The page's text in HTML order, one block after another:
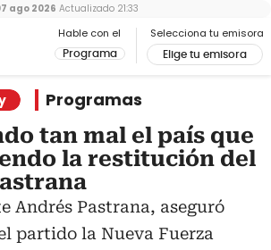
Hable con el
Programa
Selecciona tu emisora
Elige tu emisora
ago 2026 Actualizado 21:33
Programas
tan mal el país que
la restitución del
Andrés Pastrana, aseguró
partido la Nueva Fuerza